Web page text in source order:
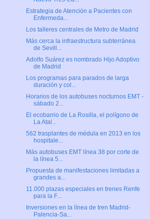
Estrategia de Atención a Pacientes con
Enfermeda...
Los talleres centrales de Metro de Madrid
Más cerca la infraestructura subterránea
de Sevill...
Adolfo Suárez es nombrado Hijo Adoptivo
de Madrid
Los programas para parados de larga
duración y col...
Horarios de los autobuses nocturnos EMT -
sábado 2...
El ecobarrio de La Rosilla, el polígono de
La Atal...
562 trasplantes de médula en 2013 en los
hospitale...
Más autobuses EMT línea 38 por corte de
la línea 5...
Propuesta de manifestaciones limitadas a
grandes a...
11.000 plazas especiales en trenes Renfe
para la F...
Inversiones en la línea de tren Madrid-
Palencia-Sa...